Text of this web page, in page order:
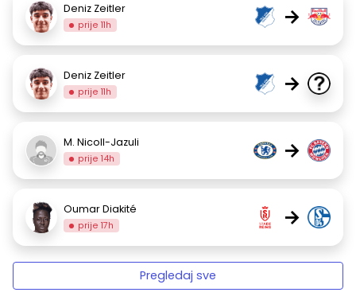
Deniz Zeitler
prije 11h →
Deniz Zeitler
prije 11h →
M. Nicoll-Jazuli
prije 14h →
Oumar Diakité
prije 17h →
Pregledaj sve